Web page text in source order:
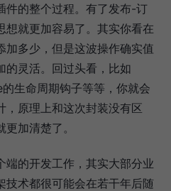
件的整个过程。有了发布-订
想就更加容易了。其实你看在
加多少，但是这波操作确实值
的灵活。回过头看，比如
生命周期钩子等等，你就会
，原理上和这次封装没有区
加清楚了。
端的开发工作，其实大部分业
技术都很可能会在若干年后随